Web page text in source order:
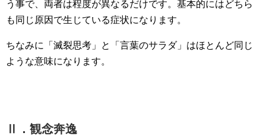
う事で、両者は程度が異なるだけです。基本的にはどちら
も同じ原因で生じている症状になります。
ちなみに「滅裂思考」と「言葉のサラダ」はほとんど同じ
ような意味になります。
Ⅱ．観念奔逸